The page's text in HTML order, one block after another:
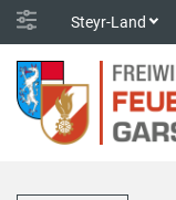
Steyr-Land